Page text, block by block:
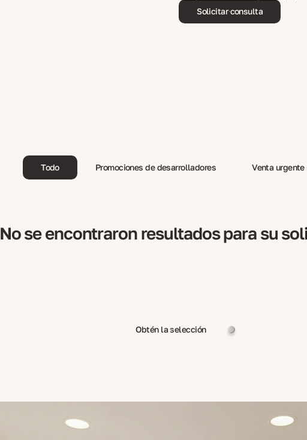
Solicitar consulta
Todo Promociones de desarrolladores Venta urgente
No se encontraron resultados para su
Obtén la selección